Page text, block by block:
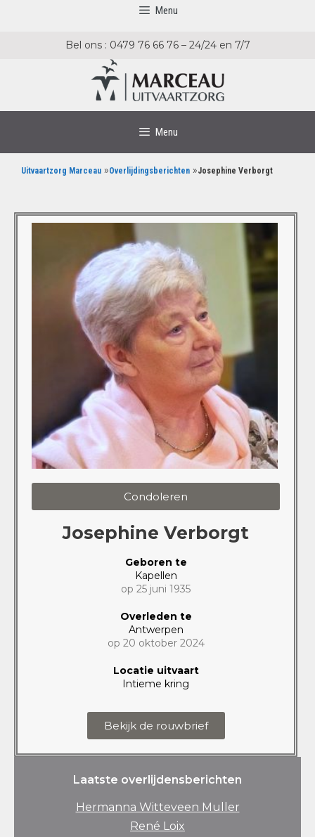
Menu
Bel ons : 0479 76 66 76 – 24/24 en 7/7
Menu
Uitvaartzorg Marceau »Overlijdingsberichten »Josephine Verborgt
Condoleren
Josephine Verborgt
Geboren te
Kapellen
op 25 juni 1935
Overleden te
Antwerpen
op 20 oktober 2024
Locatie uitvaart
Intieme kring
Bekijk de rouwbrief
Laatste overlijdensberichten
Hermanna Witteveen Muller
René Loix